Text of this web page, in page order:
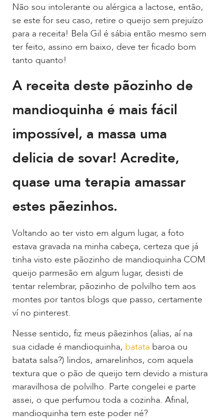
Não sou intolerante ou alérgica a lactose, então,
se este for seu caso, retire o queijo sem prejuízo
para a receita! Bela Gil é sábia então mesmo sem
ter feito, assino em baixo, deve ter ficado bom
tanto quanto!
A receita deste pãozinho de
mandioquinha é mais fácil
impossível, a massa uma
delicia de sovar! Acredite,
quase uma terapia amassar
estes pãezinhos.
Voltando ao ter visto em algum lugar, a foto
estava gravada na minha cabeça, certeza que já
tinha visto este pãozinho de mandioquinha COM
queijo parmesão em algum lugar, desisti de
tentar relembrar, pãozinho de polvilho tem aos
montes por tantos blogs que passo, certamente
ví no pinterest.
Nesse sentido, fiz meus pãezinhos (alias, aí na
sua cidade é mandioquinha, batata baroa ou
batata salsa?) lindos, amarelinhos, com aquela
textura que o pão de queijo tem devido a mistura
maravilhosa de polvilho. Parte congelei e parte
assei, o que perfumou toda a cozinha. Afinal,
mandioquinha tem este poder né?